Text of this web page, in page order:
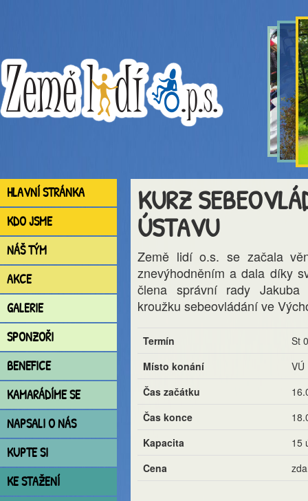
HLAVNÍ STRÁNKA
KDO JSME
NÁŠ TÝM
AKCE
GALERIE
SPONZOŘI
BENEFICE
KAMARÁDÍME SE
NAPSALI O NÁS
KUPTE SI
KE STAŽENÍ
KURZ
ÚSTAVU
Země lidí o.s. se začala
znevýhodněním a dala díky
člena správní rady Jakuba
kroužku sebeovládání ve
Termín
St
Místo konání
VÚ
Čas začátku
Čas konce
Kapacita
15
Cena